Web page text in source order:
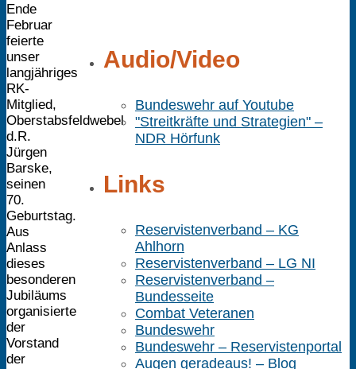
Ende
Februar
feierte
unser
langjähriges
RK-
Mitglied,
Oberstabsfeldwebel
d.R.
Jürgen
Barske,
seinen
70.
Geburtstag.
Aus
Anlass
dieses
besonderen
Jubiläums
organisierte
der
Vorstand
der
Audio/Video
Bundeswehr auf Youtube
"Streitkräfte und Strategien" –
NDR Hörfunk
Links
Reservistenverband – KG
Ahlhorn
Reservistenverband – LG NI
Reservistenverband –
Bundesseite
Combat Veteranen
Bundeswehr
Bundeswehr – Reservistenportal
Augen geradeaus! – Blog